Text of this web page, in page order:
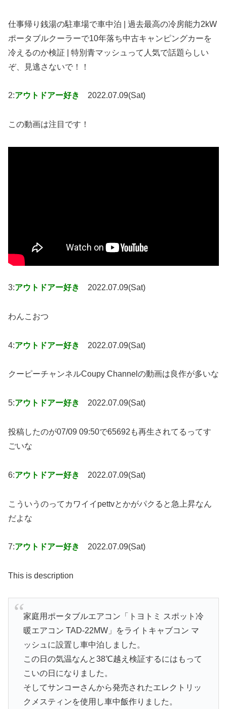
仕事帰り銭湯の駐車場で車中泊 | 過去最高の冷房能力2kW
ポータブルクーラーで10年落ち中古キャンピングカーを
冷えるのか検証 | 特別青マッシュって人気で話題らしい
ぞ、見逃さないで！！
2:アウトドアー好き 2022.07.09(Sat)
この動画は注目です！
3:アウトドアー好き 2022.07.09(Sat)
わんこおつ
4:アウトドアー好き 2022.07.09(Sat)
クーピーチャンネルCoupy Channelの動画は良作が多いな
5:アウトドアー好き 2022.07.09(Sat)
投稿したのが07/09 09:50で65692も再生されてるってす
ごいな
6:アウトドアー好き 2022.07.09(Sat)
こういうのってカワイイpettvとかがパクると急上昇なん
だよな
7:アウトドアー好き 2022.07.09(Sat)
This is description
家庭用ポータブルエアコン「トヨトミ スポット冷
暖エアコン TAD-22MW」をライトキャブコン マ
ッシュに設置し車中泊しました。
この日の気温なんと38℃越え検証するにはもって
こいの日になりました。
そしてサンコーさんから発売されたエレクトリッ
クメスティンを使用し車中飯作りました。